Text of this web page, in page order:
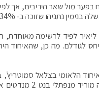
מול שאר היריבים, אך
ליאיר לפיד לרשימה
לגודלם. מה כן, שהאיחוד
הלאומי בצלאל סמוטריץ',
לרשימה אחת עם יו"ר